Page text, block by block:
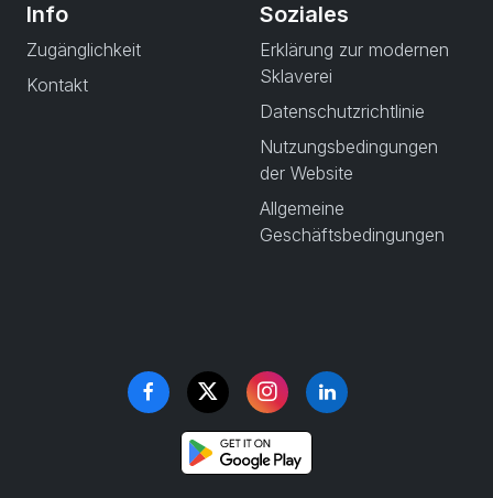
Info
Zugänglichkeit
Kontakt
Soziales
Erklärung zur modernen
Sklaverei
Datenschutzrichtlinie
Nutzungsbedingungen
der Website
Allgemeine
Geschäftsbedingungen